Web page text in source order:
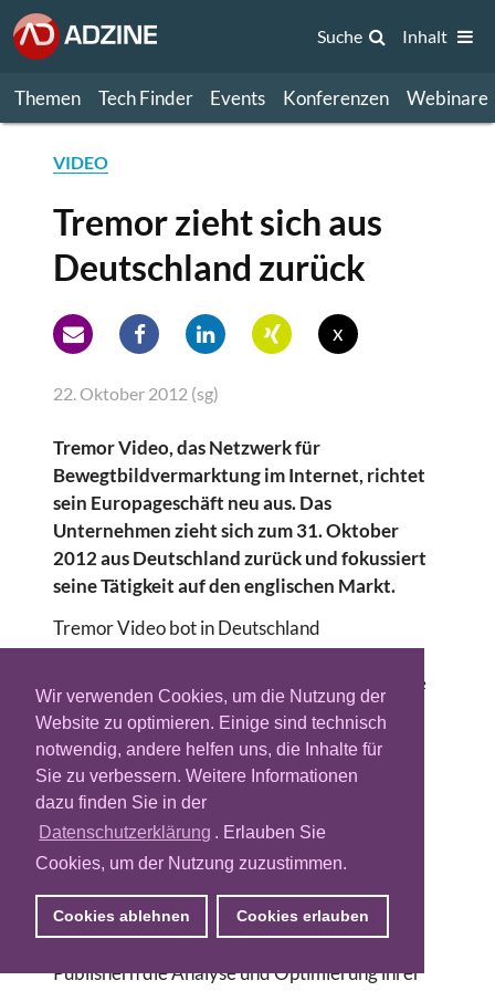
Wir verwenden Cookies, um die Nutzung der
Website zu optimieren. Einige sind technisch
notwendig, andere helfen uns, die Inhalte für
Sie zu verbessern. Weitere Informationen
dazu finden Sie in der
Datenschutzerklärung . Erlauben Sie
Cookies, um der Nutzung zuzustimmen.
Cookies ablehnen Cookies erlauben
Themen Tech Finder Events Konferenzen Webinare
Suche Inhalt
VIDEO
Tremor zieht sich aus
Deutschland zurück
x
22. Oktober 2012 (sg)
Tremor Video, das Netzwerk für
Bewegtbildvermarktung im Internet, richtet
sein Europageschäft neu aus. Das
Unternehmen zieht sich zum 31. Oktober
2012 aus Deutschland zurück und fokussiert
seine Tätigkeit auf den englischen Markt.
Tremor Video bot in Deutschland
Werbetreibenden ein Netzwerk aus 350
Publisher-Websites. Mit der Videotechnologie
Acudeo liefert Tremor Video Online-
Videowerbung an die Nutzer der
Internetangebote. Tim Weber, Vice President
Sales & Business Development Central and
Eastern Europe wird sich vom Hamburger
Standort aus weiter auf die Vermarktung der
Technologielösung konzentrieren.
Die Technologielösung „VideoHub“, die
Agenturen und Werbungtreibenden sowie
Publishern die Analyse und Optimierung ihrer